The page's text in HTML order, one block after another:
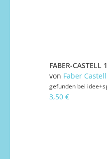
von Faber Castell
gefunden bei
3,50 €